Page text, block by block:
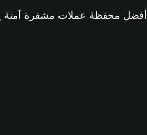
أفضل محفظة عملات مشفرة آمنة يثق بها 40